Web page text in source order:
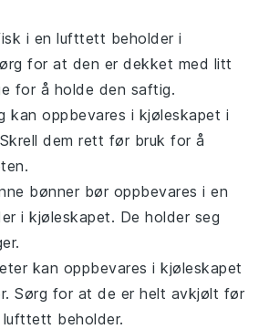
i en lufttett beholder i
for at den er dekket med litt
for å holde den saftig.
kan oppbevares i kjøleskapet i
dem rett før bruk for å
bønner bør oppbevares i en
i kjøleskapet. De holder seg
kan oppbevares i kjøleskapet
Sørg for at de er helt avkjølt før
beholder.